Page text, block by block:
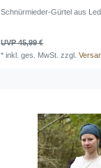
Schnürmieder-Gürtel aus
UVP 45,99 €
*inkl. ges. MwSt. zzgl.